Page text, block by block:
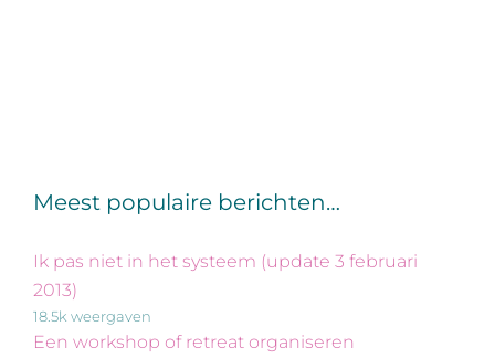
Meest populaire berichten…
Ik pas niet in het systeem (update 3 februari
2013)
18.5k weergaven
Een workshop of retreat organiseren